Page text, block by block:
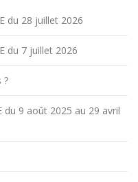
du 28 juillet 2026
du 7 juillet 2026
?
du 9 août 2025 au 29 avril